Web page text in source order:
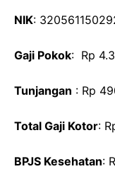
NIK:
Gaji Pokok: Rp
Tunjangan : Rp
Total Gaji Kotor:
BPJS Kesehatan: